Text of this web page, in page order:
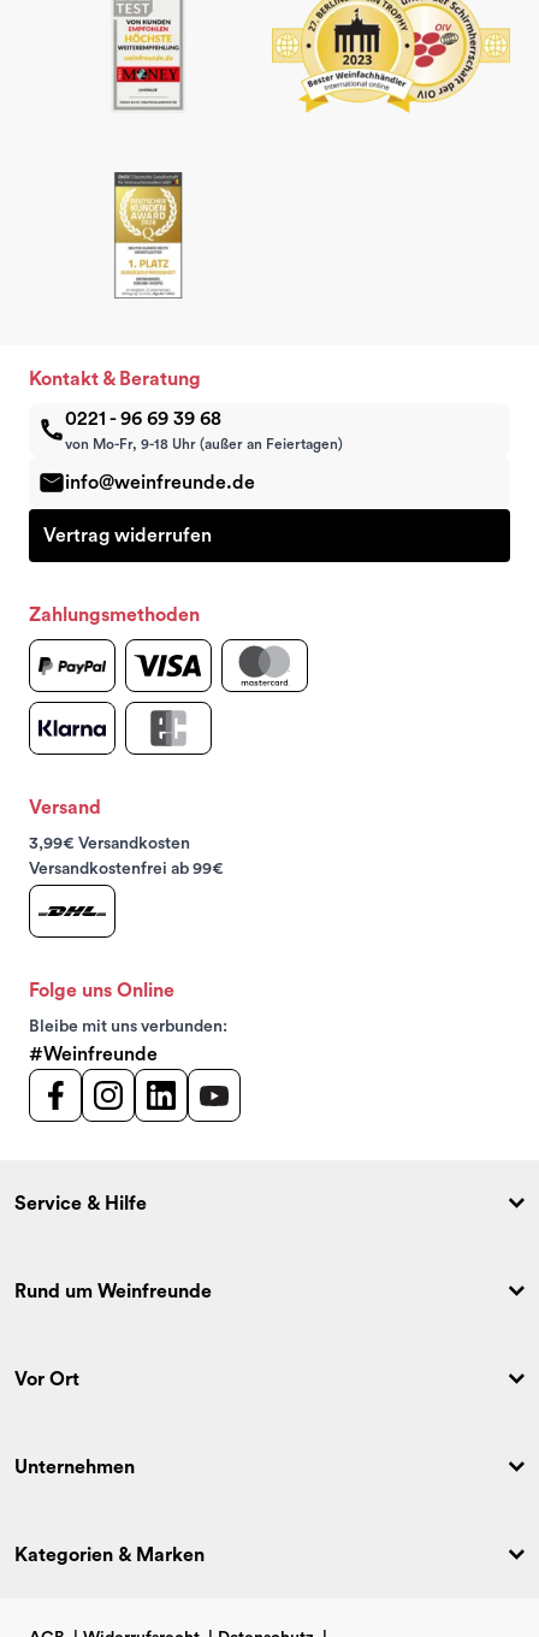
Kontakt & Beratung
0221 - 96 69 39 68
von Mo-Fr, 9-18 Uhr (außer an Feiertagen)
info@weinfreunde.de
Vertrag widerrufen
Zahlungsmethoden
Versand
3,99€ Versandkosten
Versandkostenfrei ab 99€
Folge uns Online
Bleibe mit uns verbunden:
#Weinfreunde
Service & Hilfe
Rund um Weinfreunde
Vor Ort
Unternehmen
Kategorien & Marken